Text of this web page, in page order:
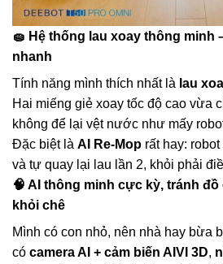
🧽 Hệ thống lau xoay thông minh
nhanh
Tính năng mình thích nhất là lau
Hai miếng giẻ xoay tốc độ cao vừa
không để lại vệt nước như mấy
Đặc biệt là AI Re-Mop rất hay:
và tự quay lại lau lần 2, khỏi phải
🧠 AI thông minh cực kỳ, tránh
khỏi chê
Mình có con nhỏ, nên nhà hay bừa
có camera AI + cảm biến AIVI 3D,